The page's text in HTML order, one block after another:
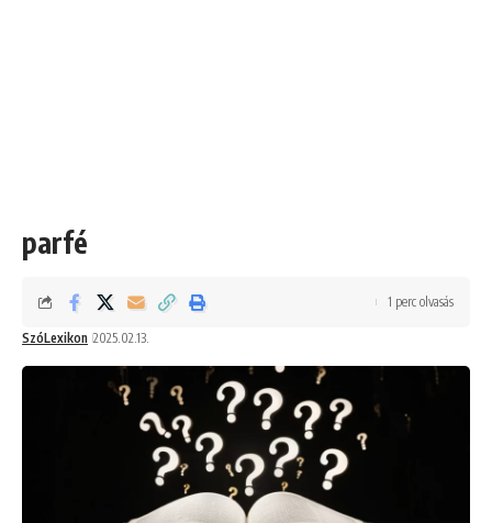
parfé
SzóLexikon 2025.02.13.
1 perc olvasás